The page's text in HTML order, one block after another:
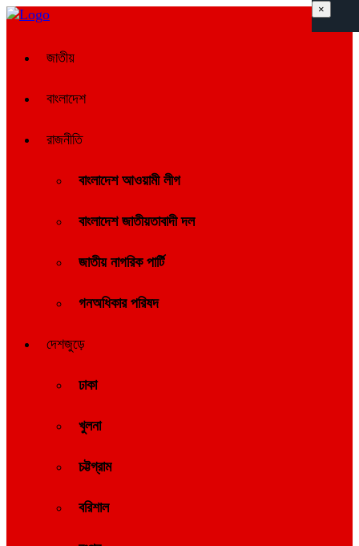
জাতীয়
বাংলাদেশ
রাজনীতি
বাংলাদেশ আওয়ামী লীগ
বাংলাদেশ জাতীয়তাবাদী দল
জাতীয় নাগরিক পার্টি
গনঅধিকার পরিষদ
দেশজুড়ে
ঢাকা
খুলনা
চট্টগ্রাম
বরিশাল
×